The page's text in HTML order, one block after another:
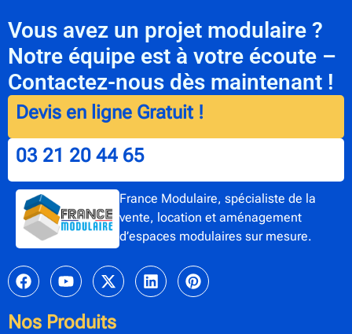
Vous avez un projet modulaire ?
Notre équipe est à votre écoute –
Contactez-nous dès maintenant !
Devis en ligne Gratuit !
03 21 20 44 65
France Modulaire, spécialiste de la
vente, location et aménagement
d’espaces modulaires sur mesure.
Nos Produits